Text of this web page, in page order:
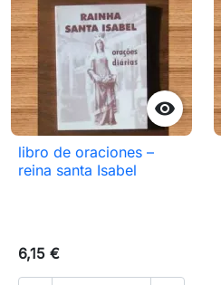

libro de oraciones –
reina santa Isabel
6,15 €